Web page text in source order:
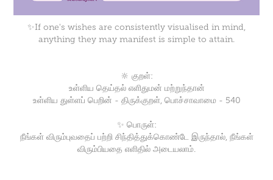
✨If one's wishes are consistently visualised in mind,
anything they may manifest is simple to attain.
🔆 குறள்:
உள்ளிய தெய்தல் எளிதுமன் மற்றுந்தான்
உள்ளிய துள்ளப் பெறின் - திருக்குறள், பொச்சாவாமை - 540
✨ பொருள்:
நீங்கள் விரும்புவதைப் பற்றி சிந்தித்துக்கொண்டே இருந்தால், நீங்கள்
விரும்பியதை எளிதில் அடையலாம்.